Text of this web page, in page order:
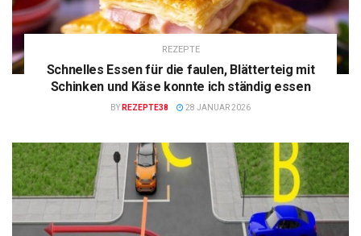
REZEPTE
Schnelles Essen für die faulen, Blätterteig mit
Schinken und Käse konnte ich ständig essen
BY REZEPTE38 28 JANUAR 2026